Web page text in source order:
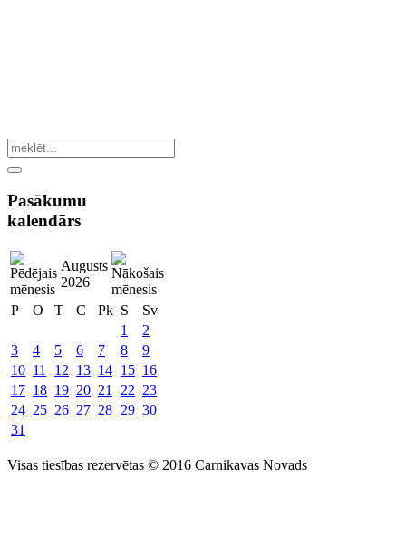
Pasākumu
kalendārs
Augusts
2026
P
O T C Pk S
Sv
1
2
3
4 5 6 7 8
9
10 11 12 13 14 15 16
17 18 19 20 21 22 23
24 25 26 27 28 29 30
31
Visas tiesības rezervētas © 2016 Carnikavas Novads